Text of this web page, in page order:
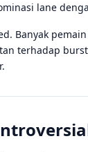
lane
Banyak
terhadap